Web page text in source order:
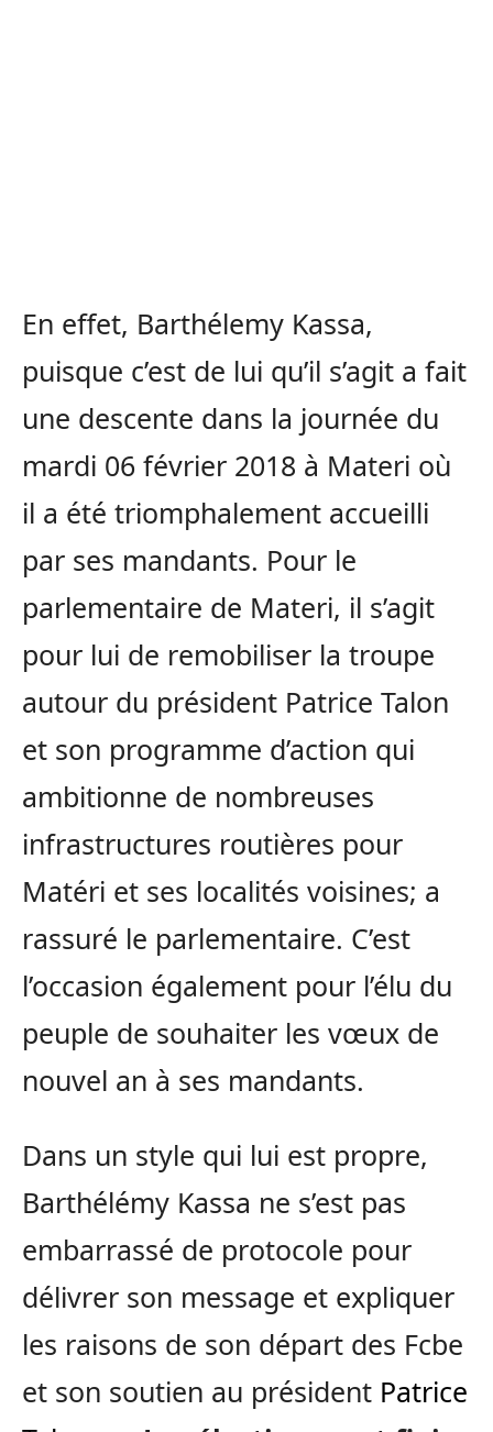
En effet, Barthélemy Kassa,
puisque c’est de lui qu’il s’agit a fait
une descente dans la journée du
mardi 06 février 2018 à Materi où
il a été triomphalement accueilli
par ses mandants. Pour le
parlementaire de Materi, il s’agit
pour lui de remobiliser la troupe
autour du président Patrice Talon
et son programme d’action qui
ambitionne de nombreuses
infrastructures routières pour
Matéri et ses localités voisines; a
rassuré le parlementaire. C’est
l’occasion également pour l’élu du
peuple de souhaiter les vœux de
nouvel an à ses mandants.
Dans un style qui lui est propre,
Barthélémy Kassa ne s’est pas
embarrassé de protocole pour
délivrer son message et expliquer
les raisons de son départ des Fcbe
et son soutien au président Patrice